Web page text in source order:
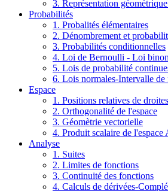
3. Représentation
Probabilités
1. Probalités élémentaires
2. Dénombrement et
3. Probabilités conditionnelles
4. Loi de Bernoulli - Loi
5. Lois de probabilité
6. Lois normales-Intervalle
Espace
1. Positions relatives de
2. Orthogonalité de l'espace
3. Géomètrie vectorielle
4. Produit scalaire de l'espace
Analyse
1. Suites
2. Limites de fonctions
3. Continuité des fonctions
4. Calculs de dérivées-